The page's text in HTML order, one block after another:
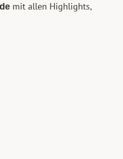
mit allen Highlights,